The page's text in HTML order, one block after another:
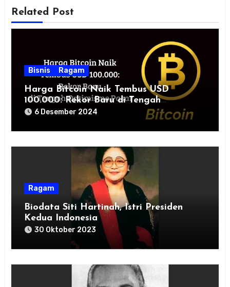
Related Post
Bisnis Ragam
Harga Bitcoin Naik Tembus USD
100.000: Rekor Baru di Tengah
Optimisme Pasar
6 Desember 2024
Ragam
Biodata Siti Hartinah, Istri Presiden
Kedua Indonesia
30 Oktober 2023